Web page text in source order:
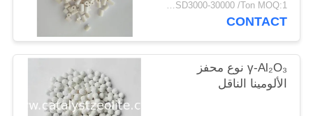
USD3000-30000 /Ton MOQ:1 كغم
CONTACT
γ-Al₂O₃ نوع محفز
الألومينا الناقل